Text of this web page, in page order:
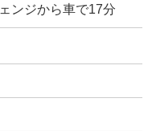
ンジから車で17分